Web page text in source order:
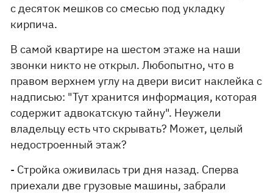
с десяток мешков со смесью под укладку
кирпича.
В самой квартире на шестом этаже на наши
звонки никто не открыл. Любопытно, что в
правом верхнем углу на двери висит наклейка с
надписью: "Тут хранится информация, которая
содержит адвокатскую тайну". Неужели
владельцу есть что скрывать? Может, целый
недостроенный этаж?
- Стройка оживилась три дня назад. Сперва
приехали две грузовые машины, забрали